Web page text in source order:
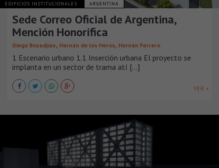
EDIFICIOS INSTITUCIONALES ARGENTINA
Sede Correo Oficial de Argentina,
Mención Honorífica
Diego Boyadjian, Hernán de los Heros, Hernán Ferrero
1 Escenario urbano 1.1 Inserción urbana El proyecto se
implanta en un sector de trama atí [...]
VER +